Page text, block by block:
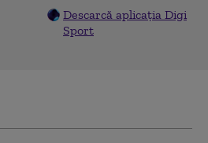
Descarcă aplicația Digi
Sport